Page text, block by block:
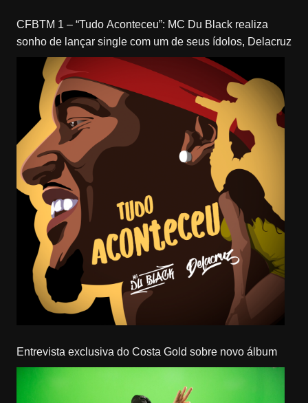
CFBTM 1 – “Tudo Aconteceu”: MC Du Black realiza
sonho de lançar single com um de seus ídolos, Delacruz
Entrevista exclusiva do Costa Gold sobre novo álbum